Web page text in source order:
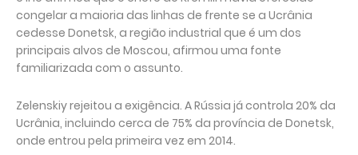
congelar a maioria das linhas de frente se a Ucrânia
cedesse Donetsk, a região industrial que é um dos
principais alvos de Moscou, afirmou uma fonte
familiarizada com o assunto.
Zelenskiy rejeitou a exigência. A Rússia já controla 20% da
Ucrânia, incluindo cerca de 75% da província de Donetsk,
onde entrou pela primeira vez em 2014.